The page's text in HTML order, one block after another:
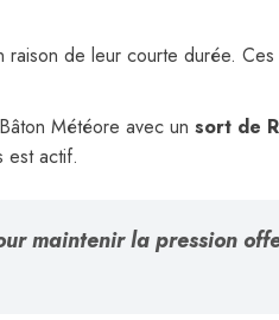
de leur courte durée.
Météore avec un sort de
est actif.
maintenir la pression